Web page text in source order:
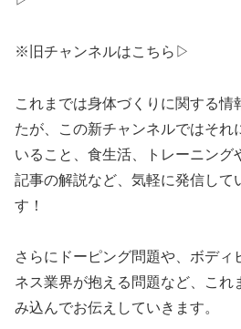
※旧チャンネルはこちら▷
これまでは身体づくりに関する情
たが、この新チャンネルではそれ
いること、食生活、トレーニング
記事の解説など、気軽に発信して
す！
さらにドーピング問題や、ボディ
ネス業界が抱える問題など、これ
み込んでお伝えしていきます。